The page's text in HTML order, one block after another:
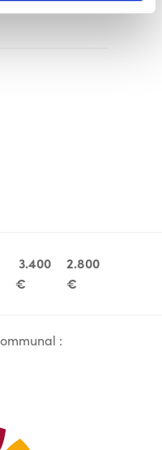
3.400
€
2.800
€
: